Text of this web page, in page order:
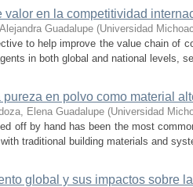
valor en la competitividad
Guadalupe (Universidad
to help improve the value chain of
in both global and national levels,
pureza en polvo como material
Elena Guadalupe (Universidad
off by hand has been the most
traditional building materials and
global y sus impactos sobre